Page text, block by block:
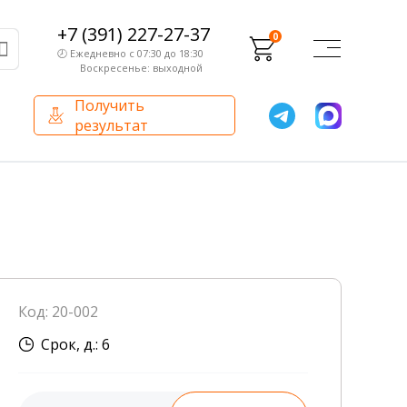
+7 (391) 227-27-37
🕗 Ежедневно с 07:30 до 18:30
Воскресенье: выходной
0
Получить
результат
Внутренний аудит
Сотрудники лаборатории
Код: 20-002
Срок, д.: 6